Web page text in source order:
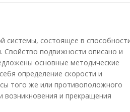
состоящее в
подвижности описано и
основные методические
определение скорости и
того же или противоположного
и прекращения